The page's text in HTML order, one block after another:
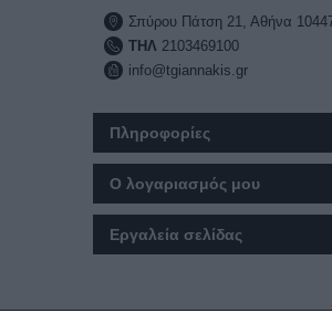
Πληροφορίες
Ο λογαριασμός μου
Εργαλεία σελίδας
Σπύρου Πάτση 21, Αθήνα
ΤΗΛ2103469100
info@tgiannakis.gr